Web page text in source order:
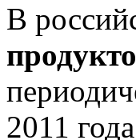
В
2011